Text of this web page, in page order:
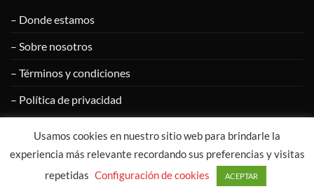
– Donde estamos
– Sobre nosotros
– Términos y condiciones
– Política de privacidad
Visa PayPal MasterCardGoogle
Pay
Apple
Pay
COPYRIGHT © 2020CALZADOS ÁNGEL
Usamos cookies en nuestro sitio web para brindarle la
experiencia más relevante recordando sus preferencias y visitas
repetidas Configuración de cookies ACEPTAR